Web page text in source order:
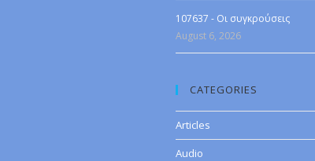
107637 - Οι συγκρούσεις
August 6, 2026
CATEGORIES
Articles
Audio